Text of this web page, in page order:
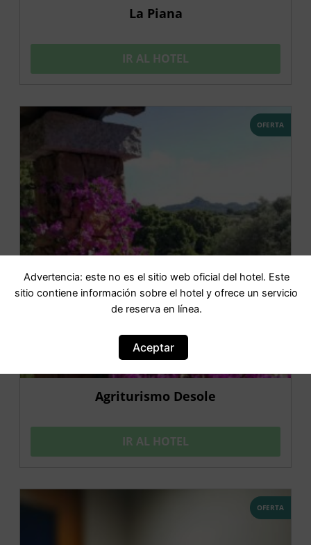
La Piana
IR AL HOTEL
OFERTA
Agriturismo Desole
IR AL HOTEL
OFERTA
Advertencia: este no es el sitio web oficial del hotel. Este
sitio contiene información sobre el hotel y ofrece un servicio
de reserva en línea.
Aceptar